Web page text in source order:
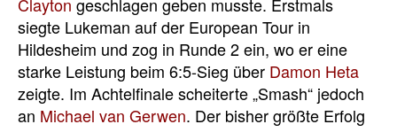
siegte Lukeman auf der European Tour in
Hildesheim und zog in Runde 2 ein, wo er eine
starke Leistung beim 6:5-Sieg über Damon Heta
zeigte. Im Achtelfinale scheiterte „Smash“ jedoch
an Michael van Gerwen. Der bisher größte Erfolg